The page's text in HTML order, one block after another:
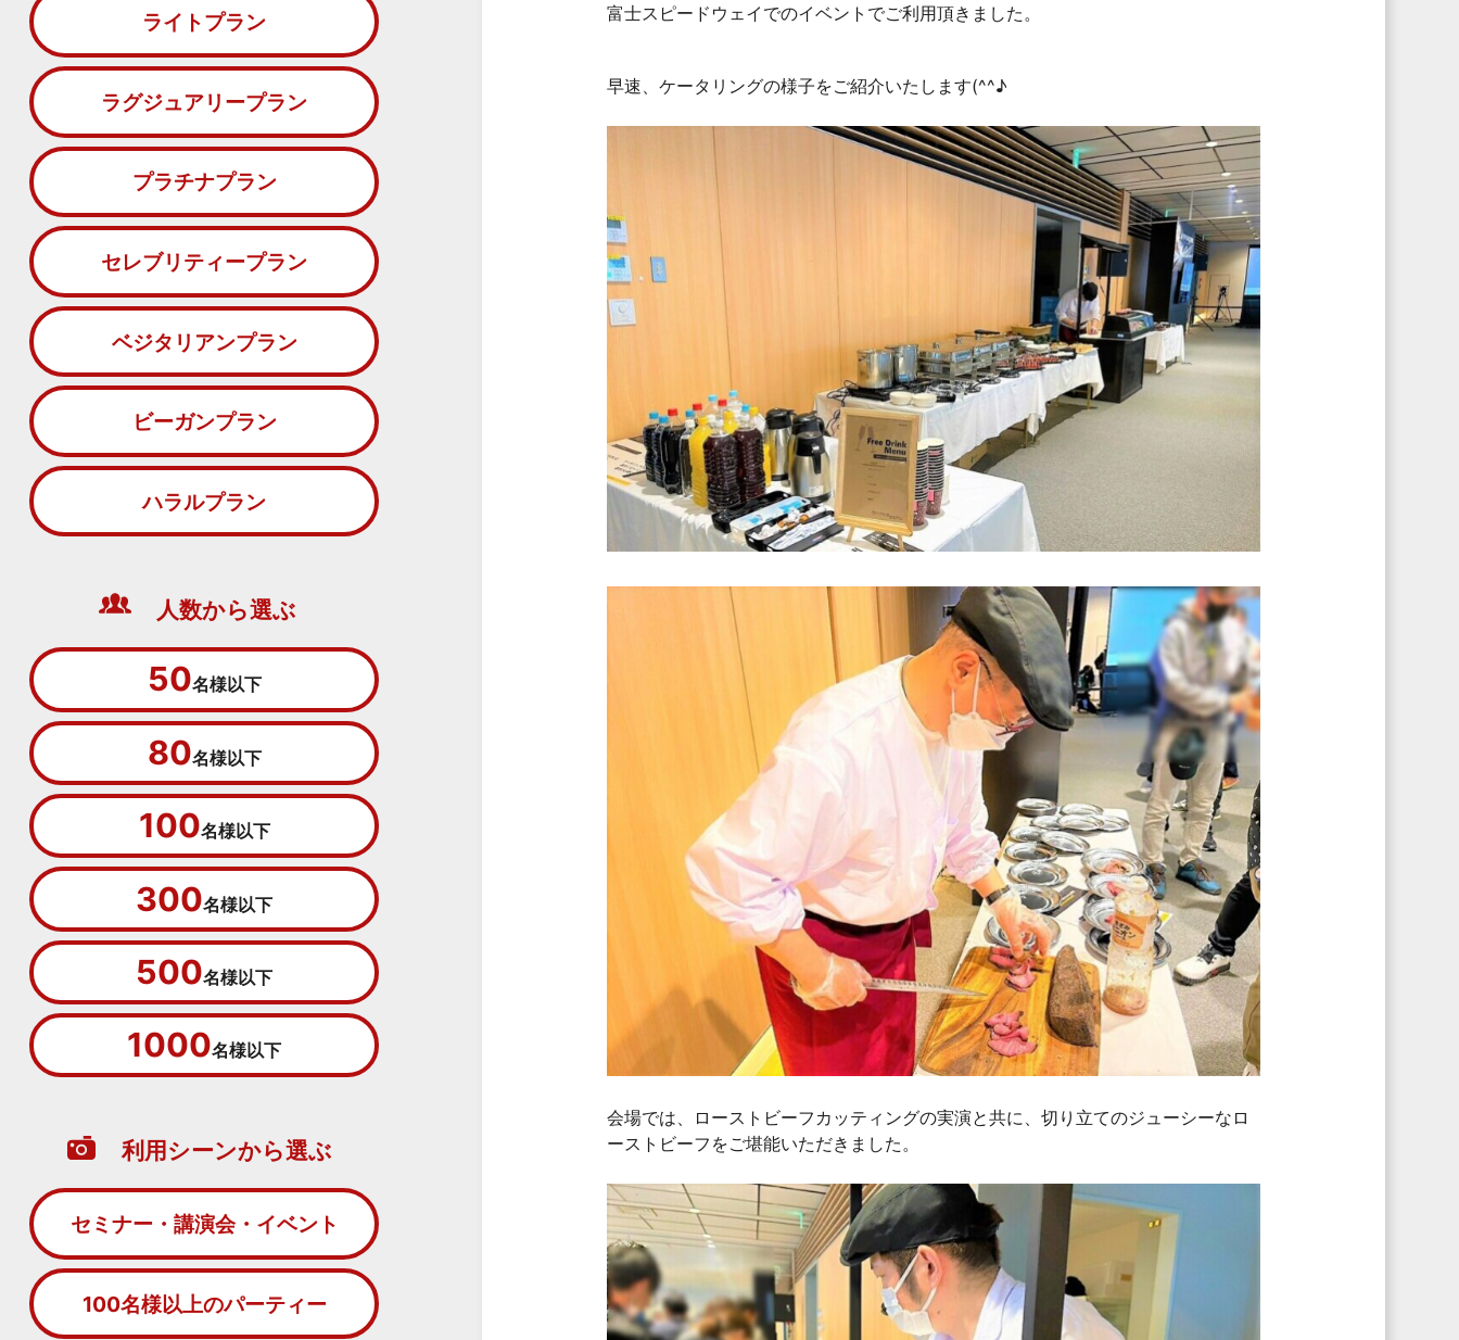
富士スピードウェイでのイベントでご利用頂きました。
早速、ケータリングの様子をご紹介いたします(^^♪
会場では、ローストビーフカッティングの実演と共に、切り立てのジューシーなロ
ーストビーフをご堪能いただきました。
ライトプラン
ラグジュアリープラン
プラチナプラン
セレブリティープラン
ベジタリアンプラン
ビーガンプラン
ハラルプラン
人数から選ぶ
50名様以下
80名様以下
100名様以下
300名様以下
500名様以下
1000名様以下
利用シーンから選ぶ
セミナー・講演会・イベント
100名様以上のパーティー